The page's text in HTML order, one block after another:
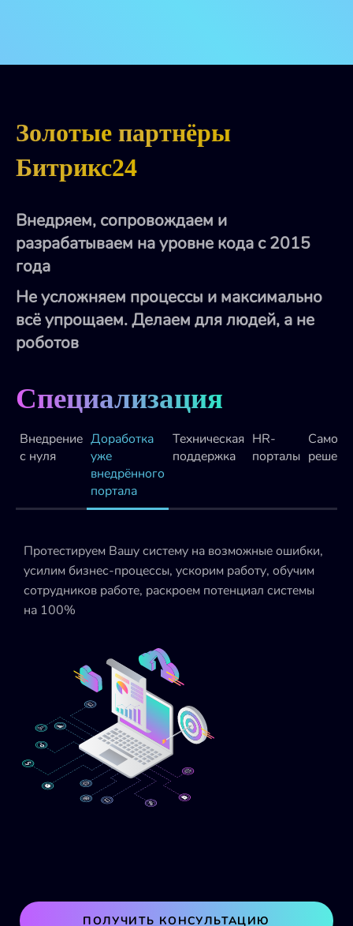
Золотые партнёры
Битрикс24
Внедряем, сопровождаем и
разрабатываем на уровне кода с 2015
года
Не усложняем процессы и максимально
всё упрощаем. Делаем для людей, а не
роботов
Специализация
Внедрение
с нуля
Доработка
уже
внедрённого
портала
Техническая
поддержка
HR-
порталы
Протестируем Вашу систему на возможные ошибки,
усилим бизнес-процессы, ускорим работу, обучим
сотрудников работе, раскроем потенциал системы
на 100%
ПОЛУЧИТЬ КОНСУЛЬТАЦИЮ